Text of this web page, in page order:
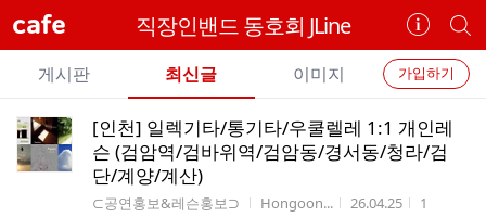
cafe 직장인밴드 동호회 JLine
카
페
정
보
기
개
별
카
페
검
색
카
페
가입하기
게시판 최신글 이미지
전
체
글
[인천] 일렉기타/통기타/우쿨렐레 1:1 개인레
슨 (검암역/검바위역/검암동/경서동/청라/검
단/계양/계산)
게시판명
⊂공연홍보&레슨홍보⊃ 작성자
Hongoon... 작성시간
26.04.25 조회수
1